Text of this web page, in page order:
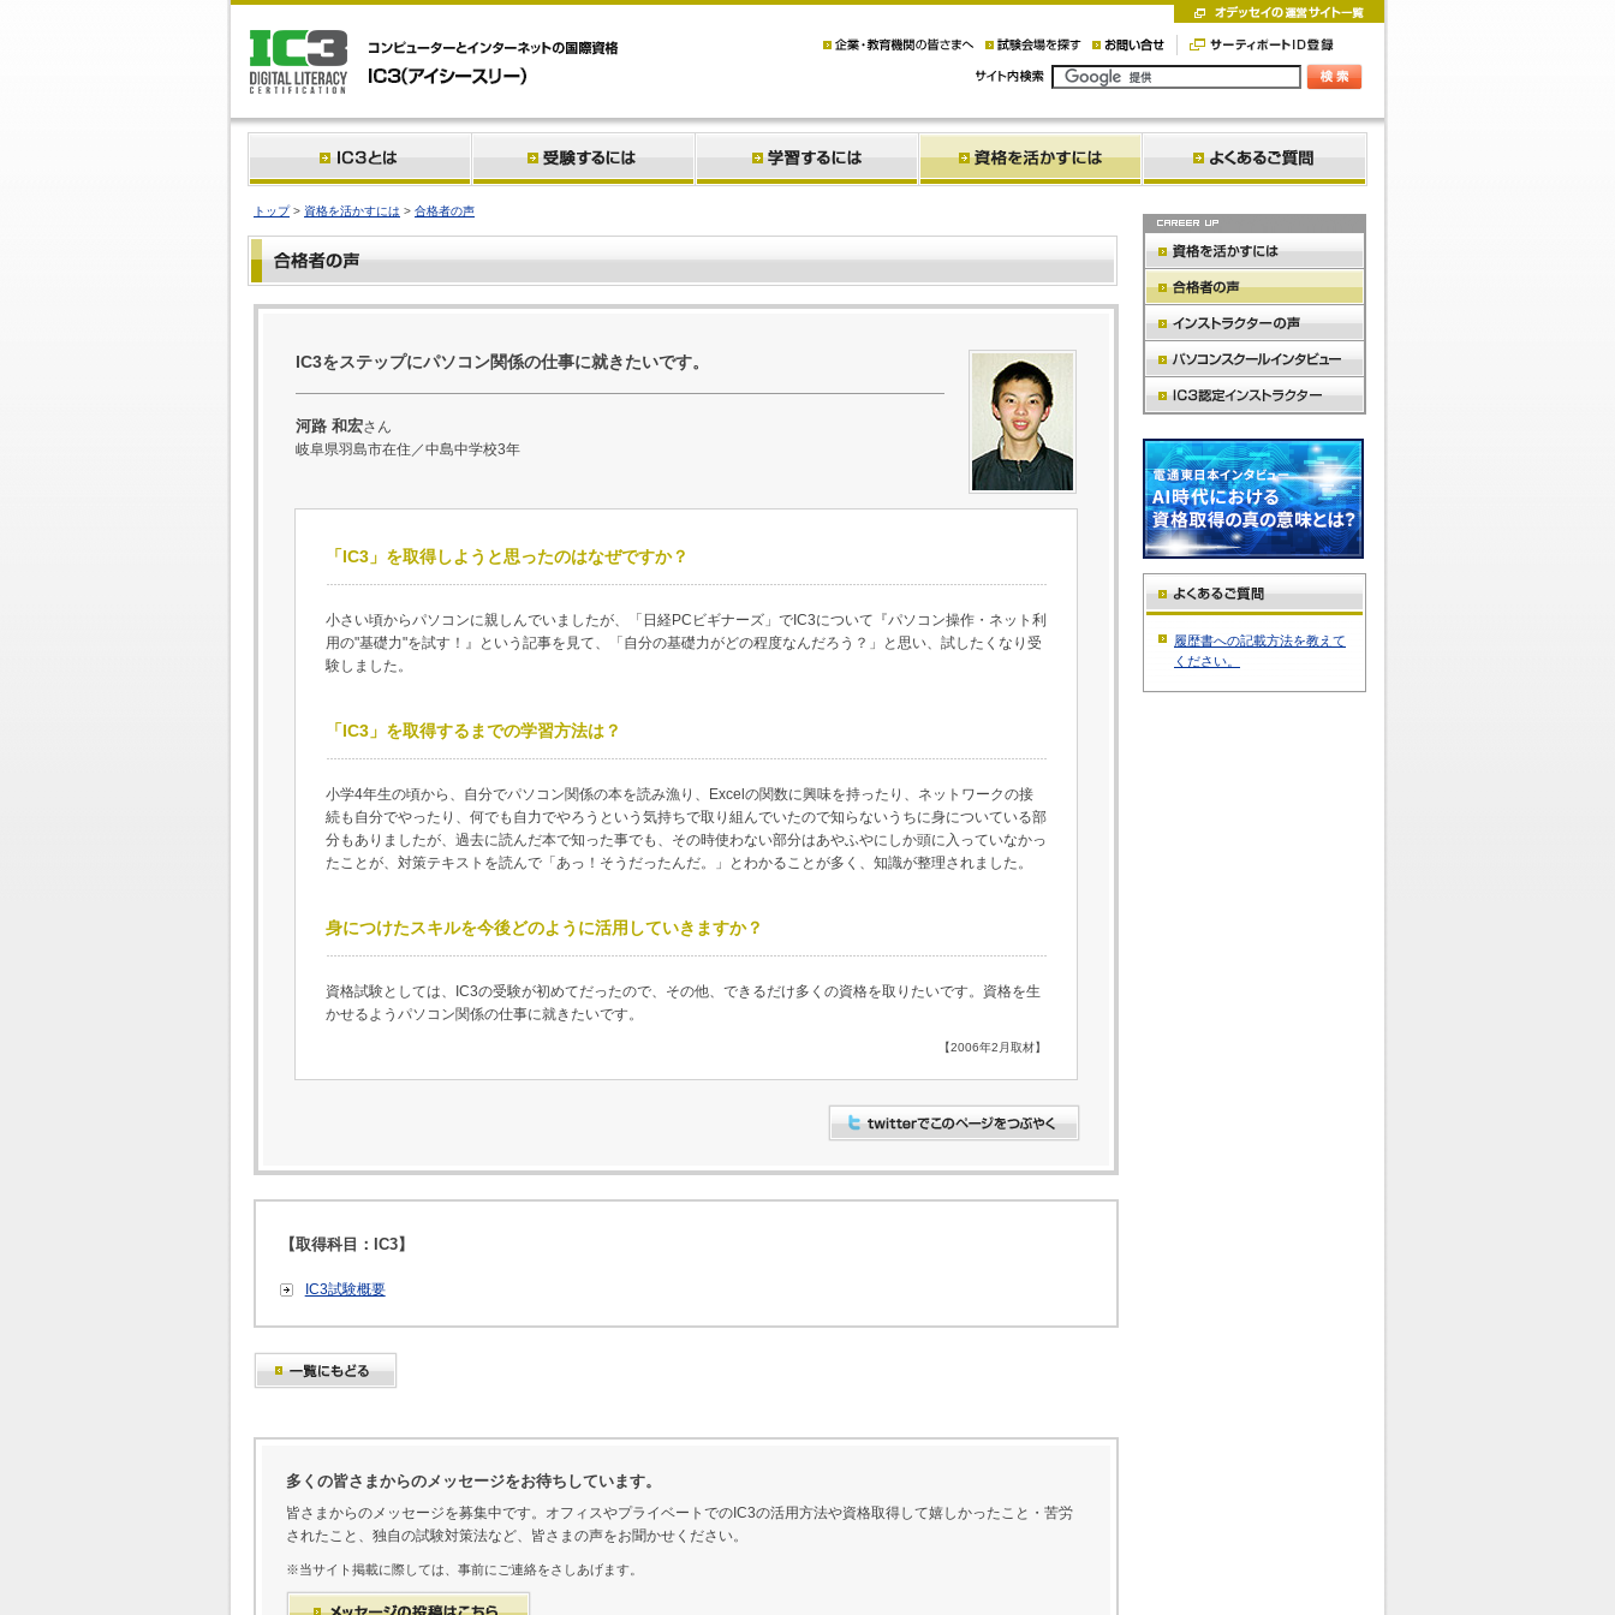
トップ> 資格を活かすには > 合格者の声
IC3をステップにパソコン関係の仕事に就きたいです。
河路 和宏さん
岐阜県羽島市在住／中島中学校3年
「IC3」を取得しようと思ったのはなぜですか？
小さい頃からパソコンに親しんでいましたが、「日経PCビギナーズ」でIC3について『パソコン操作・ネット利
用の"基礎力"を試す！』という記事を見て、「自分の基礎力がどの程度なんだろう？」と思い、試したくなり受
験しました。
「IC3」を取得するまでの学習方法は？
小学4年生の頃から、自分でパソコン関係の本を読み漁り、Excelの関数に興味を持ったり、ネットワークの接
続も自分でやったり、何でも自力でやろうという気持ちで取り組んでいたので知らないうちに身についている部
分もありましたが、過去に読んだ本で知った事でも、その時使わない部分はあやふやにしか頭に入っていなかっ
たことが、対策テキストを読んで「あっ！そうだったんだ。」とわかることが多く、知識が整理されました。
身につけたスキルを今後どのように活用していきますか？
資格試験としては、IC3の受験が初めてだったので、その他、できるだけ多くの資格を取りたいです。資格を生
かせるようパソコン関係の仕事に就きたいです。
【2006年2月取材】
【取得科目：IC3】
IC3試験概要
多くの皆さまからのメッセージをお待ちしています。
皆さまからのメッセージを募集中です。オフィスやプライベートでのIC3の活用方法や資格取得して嬉しかったこと・苦労
されたこと、独自の試験対策法など、皆さまの声をお聞かせください。
※当サイト掲載に際しては、事前にご連絡をさしあげます。
履歴書への記載方法を教えて
ください。